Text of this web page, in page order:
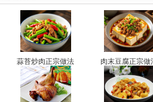
蒜苔炒肉正宗做法 肉末豆腐正宗做